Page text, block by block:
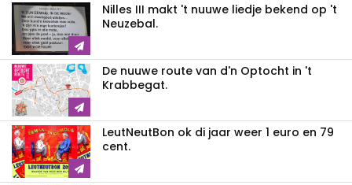
Nilles III makt 't nuuwe liedje bekend op 't
Neuzebal.
De nuuwe route van d'n Optocht in 't
Krabbegat.
LeutNeutBon ok di jaar weer 1 euro en 79
cent.